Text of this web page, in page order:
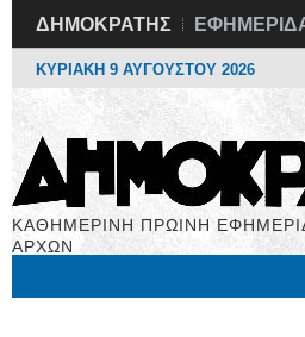
ΔΗΜΟΚΡΑΤΗΣ
ΚΥΡΙΑΚΗ 9 ΑΥΓΟΥΣΤΟΥ 2026
ΚΑΘΗΜΕΡΙΝΗ ΠΡΩΙΝΗ
ΑΡΧΩΝ